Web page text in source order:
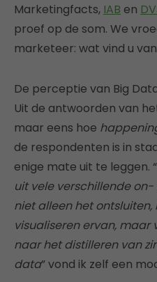
Marketingfacts, IAB en
proef op de som. We
marketeer: wat vind u
De perceptie van Big
Uit de antwoorden van
maar eens hoe
de respondenten is in
enige mate uit te leggen. “
uit vele verschillende on-
niet alleen het
visualiseren ervan,
naar het distilleren van
data” vond ik zelf een